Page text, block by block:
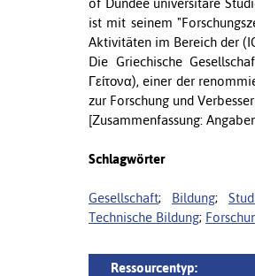
of Dundee universitäre
ist mit seinem
Aktivitäten im Bereich der
Die Griechische
Γείτονα), einer der
zur Forschung und
[Zusammenfassung:
Schlagwörter
Gesellschaft; Bildung;
Technische Bildung;
Ressourcentyp: